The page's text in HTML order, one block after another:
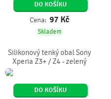
DO KOŠÍKU
Cena: 97 Kč
Skladem
Silikonový tenký obal Sony
Xperia Z3+ / Z4 - zelený
DO KOŠÍKU